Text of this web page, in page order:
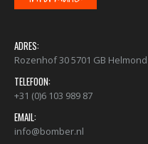
ADRES:
Rozenhof 30 5701 GB Helmond
TELEFOON:
+31 (0)6 103 989 87
EMAIL:
info@bomber.nl